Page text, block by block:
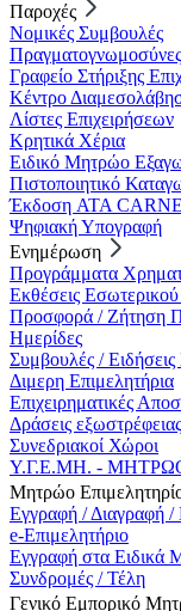
Παροχές
Νομικές Συμβουλές
Πραγματογνωμοσύνες
Γραφείο Στήριξης
Κέντρο
Λίστες Επιχειρήσεων
Κρητικά Χέρια
Ειδικό Μητρώο
Πιστοποιητικό
Έκδοση ATA
Ψηφιακή Υπογραφή
Ενημέρωση
Προγράμματα
Εκθέσεις
Προσφορά / Ζήτηση
Ημερίδες
Συμβουλές / Ειδήσεις
Διμερη Επιμελητήρια
Επιχειρηματικές
Δράσεις
Συνεδριακοί Χώροι
Υ.Γ.Ε.ΜΗ. -
Μητρώο
Εγγραφή / Διαγραφή
e-Επιμελητήριο
Εγγραφή στα Ειδικά
Συνδρομές / Τέλη
Γενικό Εμπορικό